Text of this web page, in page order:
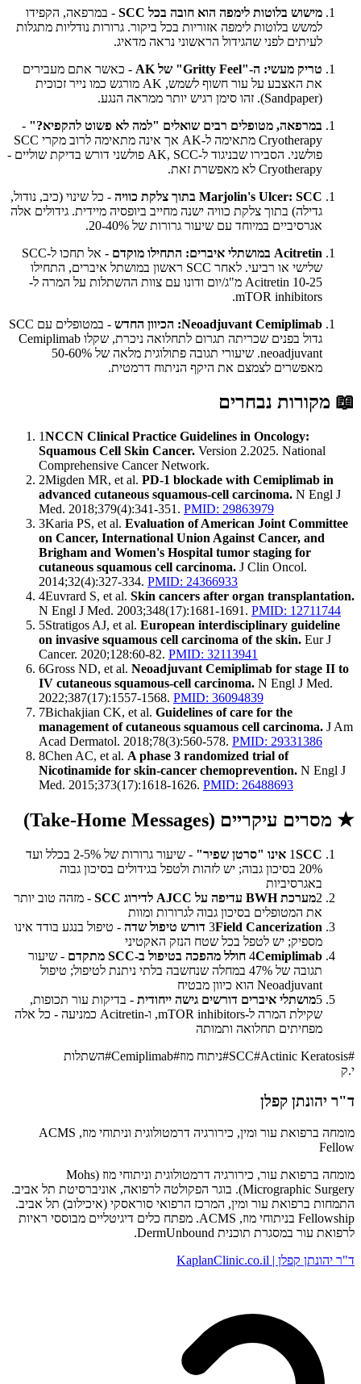
מישוש בלוטות לימפה הוא חובה בכל SCC
- במרפאה, הקפידו
למשש בלוטות לימפה אזוריות בכל ביקור. גרורות נודליות מתגלות
לעיתים לפני שהגידול הראשוני נראה מדאיג.
טריק מעשי: ה-"Gritty Feel" של AK
- כאשר אתם מעבירים
את האצבע על עור חשוף לשמש, AK מורגש כמו נייר זכוכית
(Sandpaper). זהו סימן רגיש יותר ממראה הנגע.
במרפאה, מטופלים רבים שואלים "למה לא פשוט להקפיא?" -
Cryotherapy מתאימה ל-AK אך אינה מתאימה לרוב מקרי SCC
פולשני. הסבירו שבניגוד ל-AK, SCC פולשני דורש בדיקת שוליים -
Cryotherapy לא מאפשרת זאת.
Marjolin's Ulcer: SCC בתוך צלקת כוויה
- כל שינוי (כיב, נודול,
גדילה) בתוך צלקת כוויה ישנה מחייב ביופסיה מיידית. גידולים אלה
אגרסיביים במיוחד עם שיעור גרורות של 20-40%.
Acitretin במושתלי איברים: התחילו מוקדם
- אל תחכו ל-SCC
שלישי או רביעי. לאחר SCC ראשון במושתל איברים, התחילו
Acitretin 10-25 מ"ג/יום ודונו עם צוות ההשתלות על המרה ל-
mTOR inhibitors.
Neoadjuvant Cemiplimab: הכיוון החדש
- במטופלים עם SCC
גדול בפנים שכריתה תגרום לתחלואה ניכרת, שקלו Cemiplimab
neoadjuvant. שיעורי תגובה פתולוגית מלאה של 50-60%
מאפשרים לצמצם את היקף הניתוח דרמטית.
📖 מקורות נבחרים
1NCCN Clinical Practice Guidelines in Oncology:
Squamous Cell Skin Cancer. Version 2.2025. National
Comprehensive Cancer Network.
2Migden MR, et al. PD-1 blockade with Cemiplimab in
advanced cutaneous squamous-cell carcinoma. N Engl J
Med. 2018;379(4):341-351. PMID: 29863979
3Karia PS, et al. Evaluation of American Joint Committee
on Cancer, International Union Against Cancer, and
Brigham and Women's Hospital tumor staging for
cutaneous squamous cell carcinoma. J Clin Oncol.
2014;32(4):327-334. PMID: 24366933
4Euvrard S, et al. Skin cancers after organ transplantation.
N Engl J Med. 2003;348(17):1681-1691. PMID: 12711744
5Stratigos AJ, et al. European interdisciplinary guideline
on invasive squamous cell carcinoma of the skin. Eur J
Cancer. 2020;128:60-82. PMID: 32113941
6Gross ND, et al. Neoadjuvant Cemiplimab for stage II to
IV cutaneous squamous-cell carcinoma. N Engl J Med.
2022;387(17):1557-1568. PMID: 36094839
7Bichakjian CK, et al. Guidelines of care for the
management of cutaneous squamous cell carcinoma. J Am
Acad Dermatol. 2018;78(3):560-578. PMID: 29331386
8Chen AC, et al. A phase 3 randomized trial of
Nicotinamide for skin-cancer chemoprevention. N Engl J
Med. 2015;373(17):1618-1626. PMID: 26488693
★ מסרים עיקריים (Take-Home Messages)
1SCC אינו "סרטן שפיר"
- שיעור גרורות של 2-5% בכלל ועד
20% בסיכון גבוה; יש לזהות ולטפל בגידולים בסיכון גבוה
באגרסיביות
2מערכת BWH עדיפה על AJCC לדירוג SCC
- מזהה טוב יותר
את המטופלים בסיכון גבוה לגרורות ומוות
3Field Cancerization דורש טיפול שדה
- טיפול בנגע בודד אינו
מספיק; יש לטפל בכל שטח הנזק האקטיני
4Cemiplimab חולל מהפכה בטיפול ב-SCC מתקדם
- שיעור
תגובה של 47% במחלה שנחשבה בלתי ניתנת לטיפול; טיפול
Neoadjuvant הוא כיוון מבטיח
5מושתלי איברים דורשים גישה ייחודית - בדיקות עור תכופות,
שקילת המרה ל-mTOR inhibitors, ו-Acitretin כמניעה - כל אלה
מפחיתים תחלואה ותמותה
#
SCC#Actinic Keratosis
#ניתוח מוז#
Cemiplimab
#השתלות
י.ק
ד"ר יהונתן קפלן
מומחה ברפואת עור ומין, כירורגיה דרמטולוגית וניתוחי מוז, ACMS
Fellow
מומחה ברפואת עור, כירורגיה דרמטולוגית וניתוחי מוז (Mohs
Micrographic Surgery). בוגר הפקולטה לרפואה, אוניברסיטת תל אביב.
התמחות ברפואת עור ומין, המרכז הרפואי סוראסקי (איכילוב) תל אביב.
Fellowship בניתוחי מוז, ACMS. מפתח כלים דיגיטליים מבוססי ראיות
לרפואת עור במסגרת תוכנית DermUnbound.
ד"ר יהונתן קפלן | KaplanClinic.co.il